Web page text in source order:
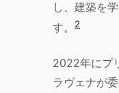
し、建築を
す。
2
2022年にプ
ラヴェナが